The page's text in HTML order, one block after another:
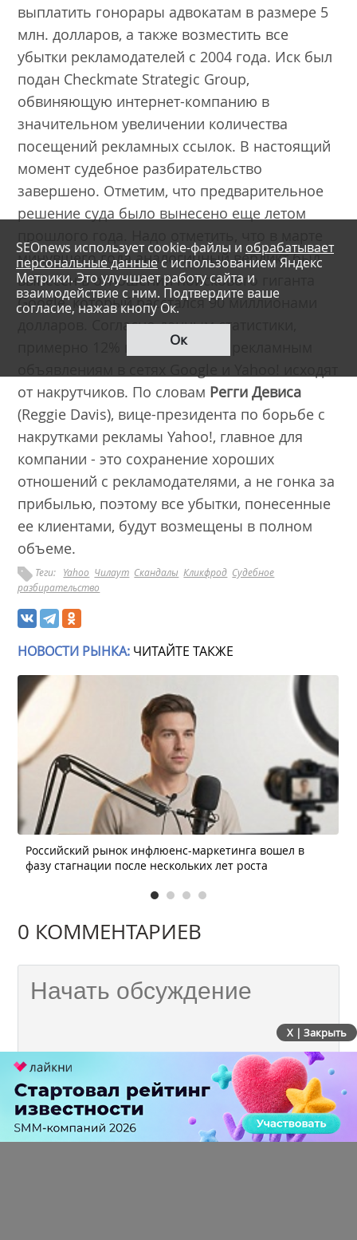
выплатить гонорары адвокатам в размере 5
млн. долларов, а также возместить все
убытки рекламодателей с 2004 года. Иск был
подан Checkmate Strategic Group,
обвиняющую интернет-компанию в
значительном увеличении количества
посещений рекламных ссылок. В настоящий
момент судебное разбирательство
завершено. Отметим, что предварительное
решение суда было вынесено еще летом
минувшего года аналогичный вердикт был
вынесен в отношении поискового гиганта
Google, который расстался 90 миллионами
долларов. Согласно данным статистики,
примерно 12% всех кликов по рекламным
от накрутчиков. По словам Регги Девиса
(Reggie Davis), вице-президента по борьбе с
накрутками рекламы Yahoo!, главное для
компании - это сохранение хороших
отношений с рекламодателями, а не гонка за
прибылью, поэтому все убытки, понесенные
ее клиентами, будут возмещены в полном
объеме.
Теги: Yahoo Чилаут Скандалы Кликфрод Судебное
разбирательство
SEOnews использует cookie-файлы и обрабатывает
персональные данныес использованием Яндекс
Метрики. Это улучшает работу сайта и
взаимодействие с ним. Подтвердите ваше
согласие, нажав кнопу Ок.
Ок
НОВОСТИ РЫНКА: ЧИТАЙТЕ ТАКЖЕ
Российский рынок инфлюенс-маркетинга вошел в
фазу стагнации после нескольких лет роста
0 КОММЕНТАРИЕВ
X | Закрыть